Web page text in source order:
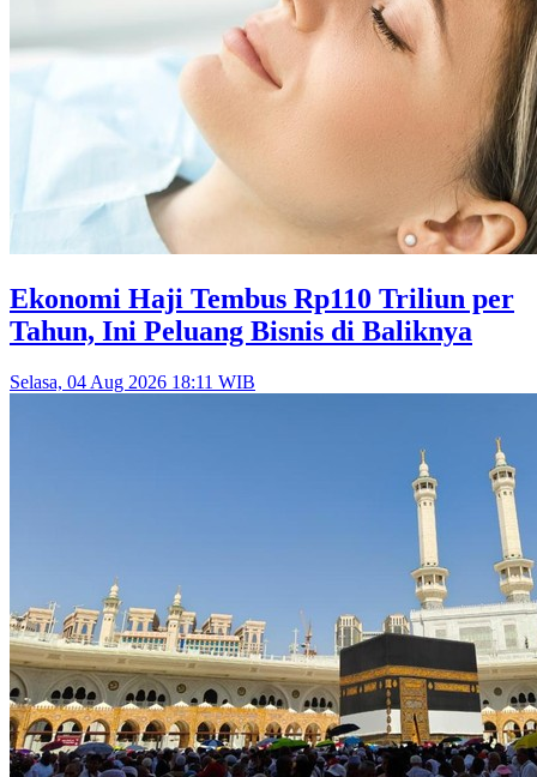
Ekonomi Haji Tembus Rp110 Triliun per
Tahun, Ini Peluang Bisnis di Baliknya
Selasa, 04 Aug 2026 18:11 WIB